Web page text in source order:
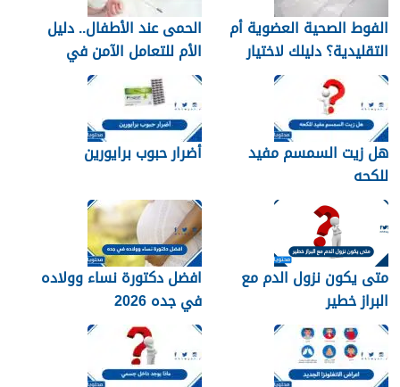
الفوط الصحية العضوية أم
التقليدية؟ دليلك لاختيار
النوع الأنسب لبشرتك
الحمى عند الأطفال.. دليل
الأم للتعامل الآمن في
المنزل
هل زيت السمسم مفيد
للكحه
أضرار حبوب برايورين
متى يكون نزول الدم مع
البراز خطير
افضل دكتورة نساء وولاده
في جده 2026